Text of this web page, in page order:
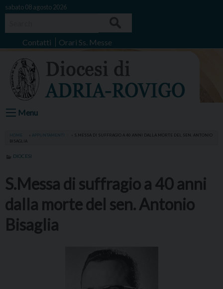
Skip
sabato 08 agosto 2026
Contatti Orari Ss. Messe
Menu
HOME APPUNTAMENTI
S.MESSA DI SUFFRAGIO A 40 ANNI DALLA MORTE DEL SEN. ANTONIO
BISAGLIA
DIOCESI
S.Messa di suffragio a 40 anni
dalla morte del sen. Antonio
Bisaglia